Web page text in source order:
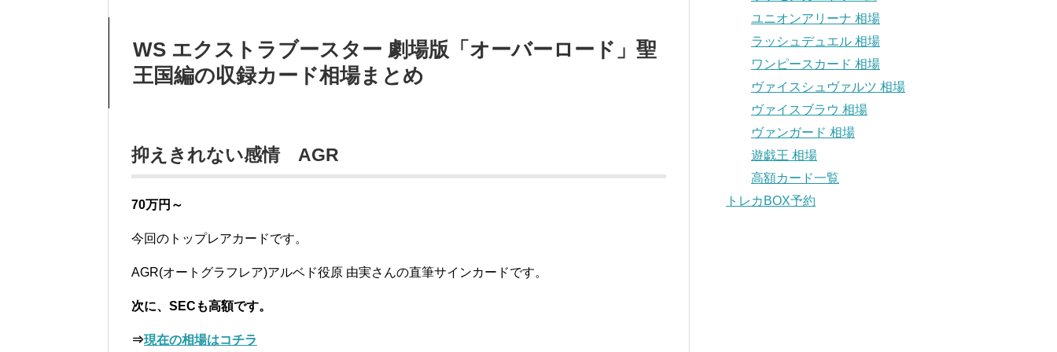
WS エクストラブースター 劇場版「オーバーロード」聖
王国編の収録カード相場まとめ
抑えきれない感情 AGR
70万円～
今回のトップレアカードです。
AGR(オートグラフレア)アルベド役原 由実さんの直筆サインカードです。
次に、 SECも高額です。
⇒現在の相場はコチラ
ユニオンアリーナ 相場
ラッシュデュエル 相場
ワンピースカード 相場
ヴァイスシュヴァルツ 相場
ヴァイスブラウ 相場
ヴァンガード 相場
遊戯王 相場
高額カード一覧
トレカBOX予約